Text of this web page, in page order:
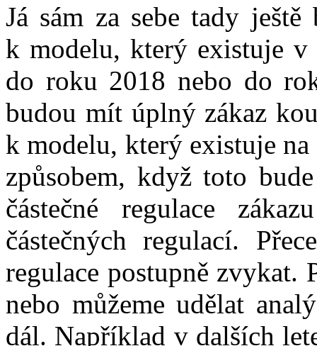
Já sám za sebe tady
k modelu, který existuje v
do roku 2018 nebo do
budou mít úplný zákaz
k modelu, který existuje
způsobem, když toto
částečné regulace
částečných regulací.
regulace postupně zvykat.
nebo můžeme udělat
dál. Například v dalších